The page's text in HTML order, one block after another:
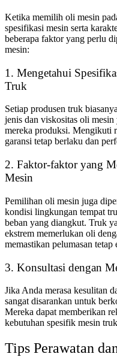
Ketika memilih oli mesin
spesifikasi mesin serta
beberapa faktor yang perlu
mesin:
1. Mengetahui
Truk
Setiap produsen truk
jenis dan viskositas oli
mereka produksi. Mengikuti
garansi tetap berlaku dan
2. Faktor-faktor yang
Mesin
Pemilihan oli mesin juga
kondisi lingkungan tempat
beban yang diangkut. Truk
ekstrem memerlukan oli
memastikan pelumasan tetap
3. Konsultasi dengan
Jika Anda merasa kesulitan
sangat disarankan untuk
Mereka dapat memberikan
kebutuhan spesifik mesin
Tips Perawatan